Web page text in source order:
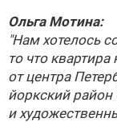
Ольга Мотина:
"Нам хотелось
то что
от центра
йоркский
и